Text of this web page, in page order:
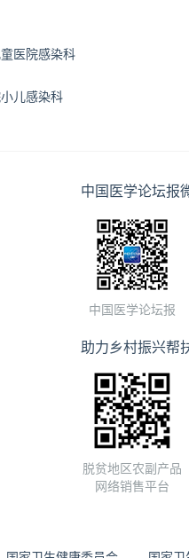
医院感染科
儿感染科
中国医学论坛报
中国医学论坛报
助力乡村振兴帮
脱贫地区农副产品
网络销售平台